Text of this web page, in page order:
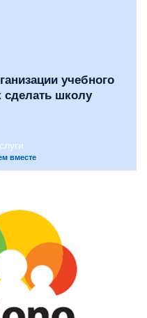
учебного
сделать школу
вместе